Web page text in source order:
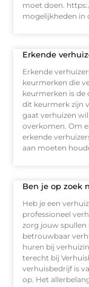
moet doen.
mogelijkheden in
Erkende
Erkende
keurmerken die
keurmerken is de
dit keurmerk zijn
gaat verhuizen
overkomen. Om
erkende
aan moeten
Ben je op zoek
Heb je een
professioneel
zorg jouw spullen
betrouwbaar
huren bij
terecht bij
verhuisbedrijf is
op. Het